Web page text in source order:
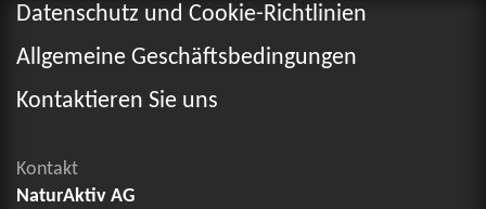
Datenschutz und Cookie-Richtlinien
Allgemeine Geschäftsbedingungen
Kontaktieren Sie uns
Kontakt
NaturAktiv AG